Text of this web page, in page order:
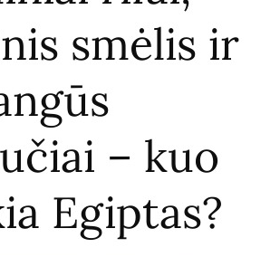
smėlis ir
– kuo
Egiptas?